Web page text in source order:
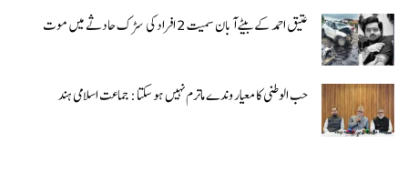
عتیق احمد کے بیٹے آبان سمیت 2 افراد کی سڑک حادثے میں موت
حب الوطنی کا معیار وندے ماترم نہیں ہو سکتا : جماعت اسلامی ہند